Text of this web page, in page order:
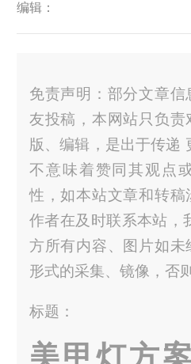
编辑：
免责声明：部分文章信
友投稿，本网站只负责
版、编辑，是出于传递
不意味着赞同其观点
性，如本站文章和转
作者在及时联系本站，
方所有内容、图片如
形式的采集、镜像，否
标题：
美甲灯方